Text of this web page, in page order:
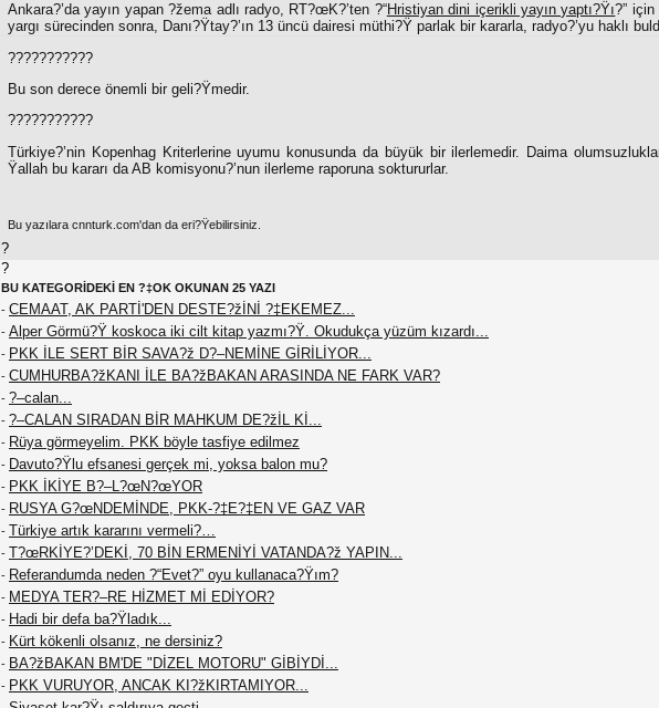
Ankara?’da yayın yapan ?žema adlı radyo, RT?œK?’ten ?“Hristiyan dini içerikli yayın yaptı?Ÿı?” için
yargı sürecinden sonra, Danı?Ÿtay?’ın 13 üncü dairesi müthi?Ÿ parlak bir kararla, radyo?’yu haklı
???????????
Bu son derece önemli bir geli?Ÿmedir.
???????????
Türkiye?’nin Kopenhag Kriterlerine uyumu konusunda da büyük bir ilerlemedir. Daima
Ÿallah bu kararı da AB komisyonu?’nun ilerleme raporuna soktururlar.
Bu yazılara cnnturk.com'dan da eri?Ÿebilirsiniz.
?
?
BU KATEGORİDEKİ EN ?‡OK OKUNAN 25 YAZI
- CEMAAT, AK PARTİ'DEN DESTE?žİNİ ?‡EKEMEZ...
- Alper Görmü?Ÿ koskoca iki cilt kitap yazmı?Ÿ. Okudukça yüzüm kızardı...
- PKK İLE SERT BİR SAVA?ž D?–NEMİNE GİRİLİYOR...
- CUMHURBA?žKANI İLE BA?žBAKAN ARASINDA NE FARK VAR?
- ?–calan...
- ?–CALAN SIRADAN BİR MAHKUM DE?žİL Kİ...
- Rüya görmeyelim. PKK böyle tasfiye edilmez
- Davuto?Ÿlu efsanesi gerçek mi, yoksa balon mu?
- PKK İKİYE B?–L?œN?œYOR
- RUSYA G?œNDEMİNDE, PKK-?‡E?‡EN VE GAZ VAR
- Türkiye artık kararını vermeli?…
- T?œRKİYE?’DEKİ, 70 BİN ERMENİYİ VATANDA?ž YAPIN...
- Referandumda neden ?“Evet?” oyu kullanaca?Ÿım?
- MEDYA TER?–RE HİZMET Mİ EDİYOR?
- Hadi bir defa ba?Ÿladık...
- Kürt kökenli olsanız, ne dersiniz?
- BA?žBAKAN BM'DE "DİZEL MOTORU" GİBİYDİ...
- PKK VURUYOR, ANCAK KI?žKIRTAMIYOR...